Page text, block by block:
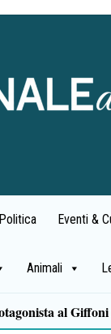
Politica Eventi &
Animali
10:12